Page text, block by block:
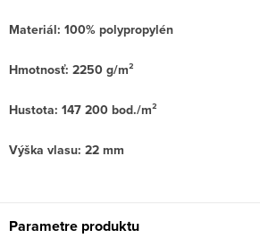
Materiál: 100% polypropylén
Hmotnosť: 2250 g/m²
Hustota: 147 200 bod./m²
Výška vlasu: 22 mm
Parametre produktu